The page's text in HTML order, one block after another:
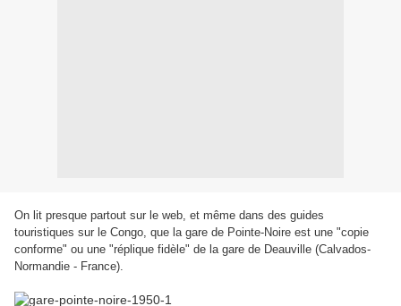
On lit presque partout sur le web, et même dans des guides
touristiques sur le Congo, que la gare de Pointe-Noire est une "copie
conforme" ou une "réplique fidèle" de la gare de Deauville (Calvados-
Normandie - France).